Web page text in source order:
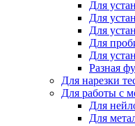
Для
Для
Для
Для
Для
Разная
Для нарезки
Для работы с
Для
Для